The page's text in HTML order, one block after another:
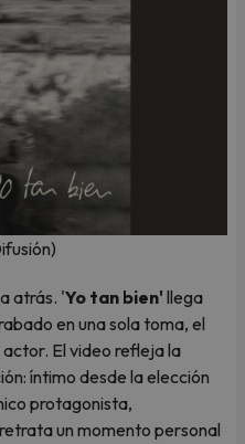
atrás. 'Yo tan bien' llega
en una sola toma, el
El video refleja la
íntimo desde la elección
protagonista,
un momento personal